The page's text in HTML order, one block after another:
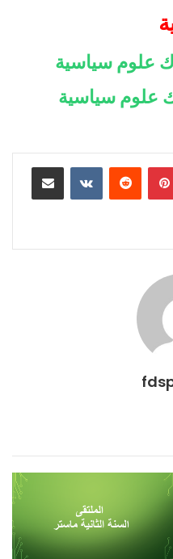
علوم سياسية
علوم سياسية
بينتيريست مشاركة عبر البريد